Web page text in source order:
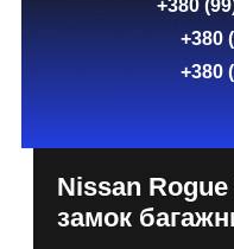
+380
+380
+380
Nissan
замок